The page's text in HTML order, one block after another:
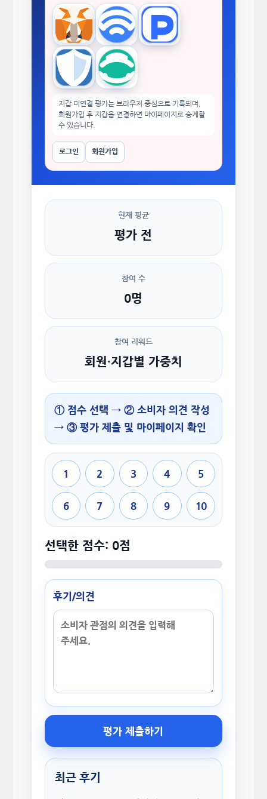
MetaMask WalletConnectTokenPocket
Trust Wallet imToken
지갑 미연결 평가는 브라우저 중심으로 기록되며,
회원가입 후 지갑을 연결하면 마이페이지로 승계할
수 있습니다.
로그인 회원가입
현재 평균
평가 전
참여 수
0명
참여 리워드
회원·지갑별 가중치
① 점수 선택 → ② 소비자 의견 작성
→ ③ 평가 제출 및 마이페이지 확인
1 2 3 4 5
6 7 8 9 10
선택한 점수: 0점
후기/의견
평가 제출하기
최근 후기